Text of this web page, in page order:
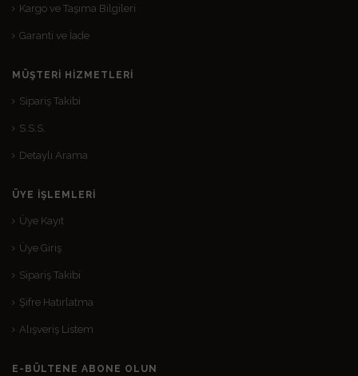
Kargo ve Taşıma Bilgileri
Garanti ve İade
MÜŞTERI HIZMETLERI
Sipariş Takibi
S.S.S.
Detaylı Arama
ÜYE İŞLEMLERI
Üye Kayıt
Üye Giriş
Sipariş Takibi
Şifre Hatırlatma
Alışveriş Listem
E-BÜLTENE ABONE OLUN